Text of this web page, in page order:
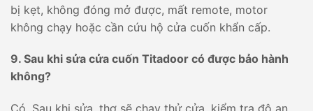
bị kẹt, không đóng mở được, mất remote, motor
không chạy hoặc cần cứu hộ cửa cuốn khẩn cấp.
9. Sau khi sửa cửa cuốn Titadoor có được bảo hành
không?